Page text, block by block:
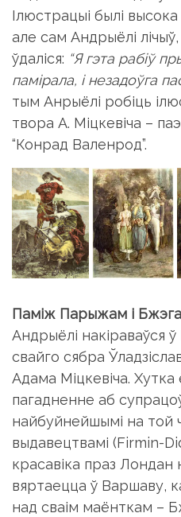
Ілюстрацыі былі
але сам Андрыёлі
ўдаліся: “Я гэта рабіў
памірала, і незадоўга
тым Анрыёлі робіць
твора А. Міцкевіча –
“Конрад Валенрод”.
Паміж Парыжам і
Андрыёлі накіраваўся
свайго сябра
Адама Міцкевіча.
пагадненне аб
найбуйнейшымі на той
выдавецтвамі (Firmin-
красавіка праз Лондан
вяртаецца ў Варшаву,
над сваім маёнткам –